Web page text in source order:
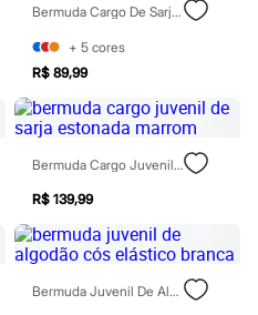
Bermuda Cargo De Sarja Infantil Marrom
+ 5 cores
R$ 89,99
Bermuda Cargo Juvenil De Sarja Estonada Marrom
R$ 139,99
Bermuda Juvenil De Algodão Cós Elástico Branca